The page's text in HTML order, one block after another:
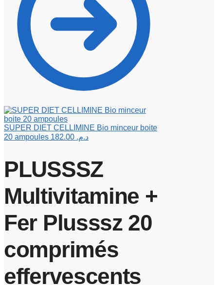
SUPER DIET CELLIMINE Bio minceur boite
20 ampoules
د.م.
PLUSSSZ
Multivitamine +
Fer Plusssz 20
comprimés
effervescents